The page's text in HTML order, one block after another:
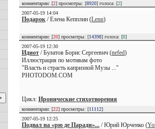
комментарии: [2] просмотры: [8920] голоса: [2]
2007-05-19 14:04
Подарок / Елена Кепплин (Lenn)
комментарии: [20] просмотры: [14398] голоса: [8]
2007-05-19 12:30
Идиот / Булатов Борис Сергеевич (nefed)
Иллюстрация по мотивам фото
"Власть и страсть капризной Музы ..."
PHOTODOM.COM
Цикл: Иронические стихотворения
комментарии: [22] просмотры: [11112]
2007-05-19 12:25
Подвал на «рю де Паради»... / Юрий Юрченко (